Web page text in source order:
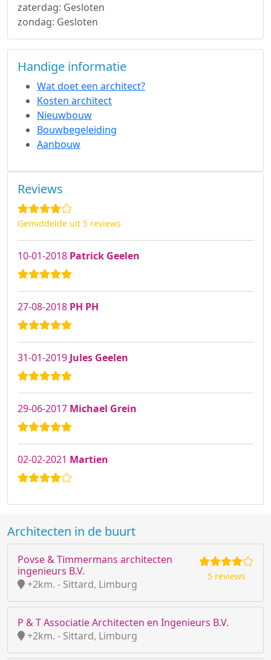
zaterdag: Gesloten
zondag: Gesloten
Handige informatie
Wat doet een architect?
Kosten architect
Nieuwbouw
Bouwbegeleiding
Aanbouw
Reviews
Gemiddelde uit 5 reviews
10-01-2018 Patrick Geelen
27-08-2018 PH PH
31-01-2019 Jules Geelen
29-06-2017 Michael Grein
02-02-2021 Martien
Architecten in de buurt
Povse & Timmermans architecten
ingenieurs B.V.
+2km. - Sittard, Limburg
5 reviews
P & T Associatie Architecten en Ingenieurs B.V.
+2km. - Sittard, Limburg